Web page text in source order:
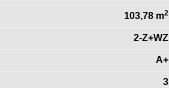
103,78 m2
2-Z+WZ
A+
3